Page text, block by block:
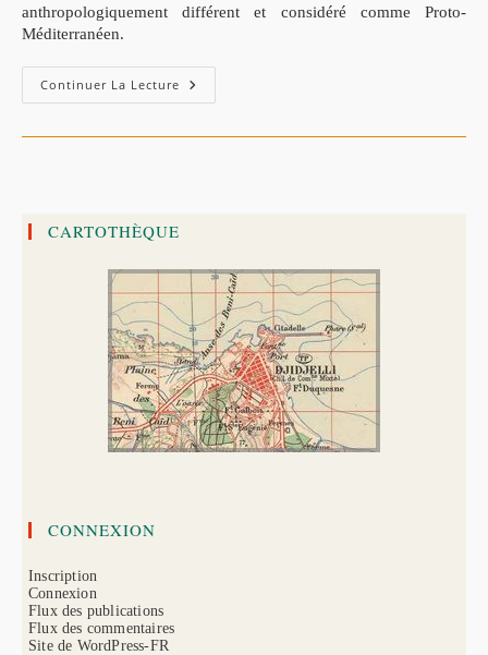
anthropologiquement différent et considéré comme Proto-
Méditerranéen.
Continuer La Lecture Crâne
Ibéromaurusien
CARTOTHÈQUE
CONNEXION
Inscription
Connexion
Flux des publications
Flux des commentaires
Site de WordPress-FR